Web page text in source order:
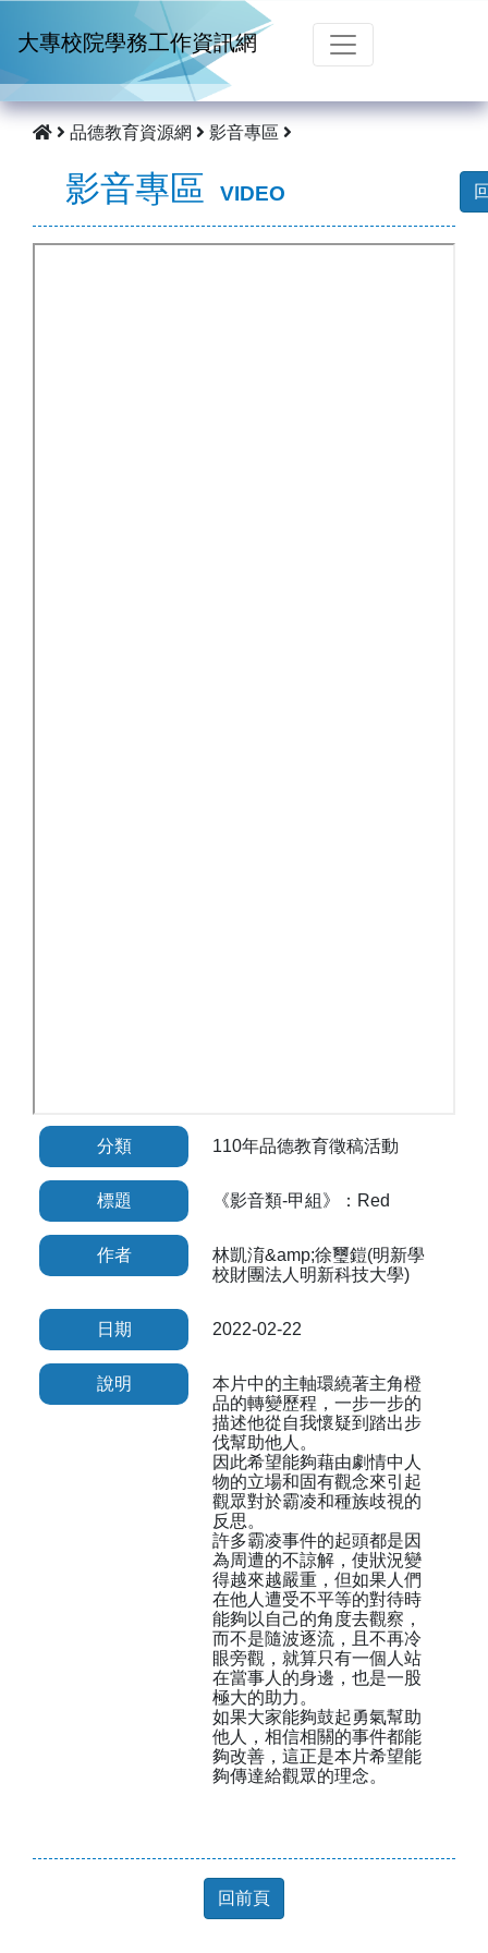
大專校院學務工作資訊網
品德教育資源網 影音專區
影音專區 VIDEO
分類 110年品德教育徵稿活動
標題 《影音類-甲組》：Red
作者
林凱淯&amp;徐璽鎧(明新學
校財團法人明新科技大學)
日期 2022-02-22
說明
本片中的主軸環繞著主角橙
品的轉變歷程，一步一步的
描述他從自我懷疑到踏出步
伐幫助他人。
因此希望能夠藉由劇情中人
物的立場和固有觀念來引起
觀眾對於霸凌和種族歧視的
反思。
許多霸凌事件的起頭都是因
為周遭的不諒解，使狀況變
得越來越嚴重，但如果人們
在他人遭受不平等的對待時
能夠以自己的角度去觀察，
而不是隨波逐流，且不再冷
眼旁觀，就算只有一個人站
在當事人的身邊，也是一股
極大的助力。
如果大家能夠鼓起勇氣幫助
他人，相信相關的事件都能
夠改善，這正是本片希望能
夠傳達給觀眾的理念。
回前頁